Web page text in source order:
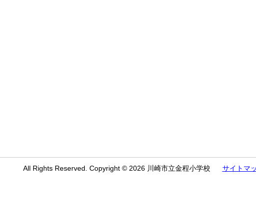
All Rights Reserved. Copyright © 2026 川崎市立金程小学校 サイトマ